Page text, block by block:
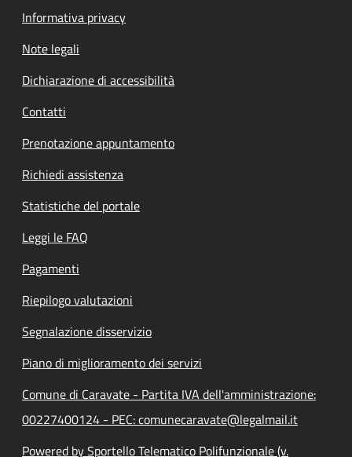
Informativa privacy
Note legali
Dichiarazione di accessibilità
Contatti
Prenotazione appuntamento
Richiedi assistenza
Statistiche del portale
Leggi le FAQ
Pagamenti
Riepilogo valutazioni
Segnalazione disservizio
Piano di miglioramento dei servizi
Comune di Caravate - Partita IVA dell'amministrazione:
00227400124 - PEC: comunecaravate@legalmail.it
Powered by Sportello Telematico Polifunzionale (v.